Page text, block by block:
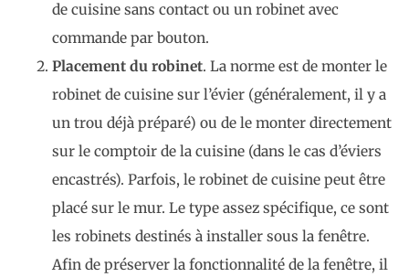
de cuisine sans contact ou un robinet avec
commande par bouton.
Placement du robinet. La norme est de monter le
robinet de cuisine sur l’évier (généralement, il y a
un trou déjà préparé) ou de le monter directement
sur le comptoir de la cuisine (dans le cas d’éviers
encastrés). Parfois, le robinet de cuisine peut être
placé sur le mur. Le type assez spécifique, ce sont
les robinets destinés à installer sous la fenêtre.
Afin de préserver la fonctionnalité de la fenêtre, il